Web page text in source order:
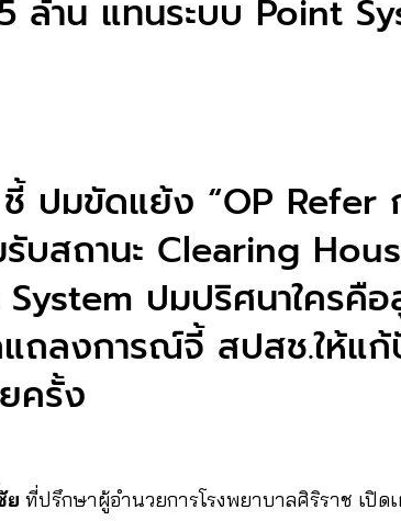
ล้าน แทนระบบ Point
ปมขัดแย้ง “OP Refer
บสถานะ Clearing
ปมปริศนาใครคื
ถลงการณ์จี้ สปสช.ให้แก้
ครั้ง
ย ที่ปรึกษาผู้อำนวยการโรงพยาบาลศิริราช เปิด